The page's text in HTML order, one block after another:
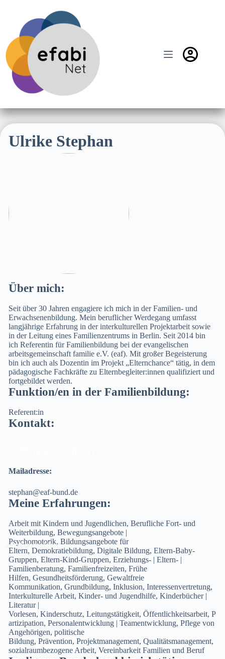
springen
Ulrike Stephan
Über mich:
Seit über 30 Jahren engagiere ich mich in der Familien- und
Erwachsenenbildung. Mein beruflicher Werdegang umfasst
langjährige Erfahrung in der interkulturellen Projektarbeit sowie
in der Leitung eines Familienzentrums in Berlin. Seit 2014 bin
ich Referentin für Familienbildung bei der evangelischen
arbeitsgemeinschaft familie e.V. (eaf). Mit großer Begeisterung
bin ich auch als Dozentin im Projekt „Elternchance“ tätig, in dem
pädagogische Fachkräfte zu Elternbegleiter:innen qualifiziert und
fortgebildet werden.
Funktion/en in der Familienbildung:
Referent:in
Kontakt:
Mailadresse:
stephan@eaf-bund.de
Meine Erfahrungen:
Arbeit mit Kindern und Jugendlichen, Berufliche Fort- und
Weiterbildung, Bewegungsangebote |
Psychomotorik, Bildungsangebote für
Eltern, Demokratiebildung, Digitale Bildung, Eltern-Baby-
Gruppen, Eltern-Kind-Gruppen, Erziehungs- | Eltern- |
Familienberatung, Familienfreizeiten, Frühe
Hilfen, Gesundheitsförderung, Gewaltfreie
Kommunikation, Grundbildung, Inklusion, Interessenvertretung,
Interkulturelle Arbeit, Kinder- und Jugendhilfe, Kinderbücher |
Literatur |
Vorlesen, Kinderschutz, Leitungstätigkeit, Öffentlichkeitsarbeit, P
artizipation, Personalentwicklung | Teamentwicklung, Pflege von
Angehörigen, politische
Bildung, Prävention, Projektmanagement, Qualitätsmanagement,
sozialraumbezogene Arbeit, Vereinbarkeit Familien und Beruf
Jetzt anmelden!